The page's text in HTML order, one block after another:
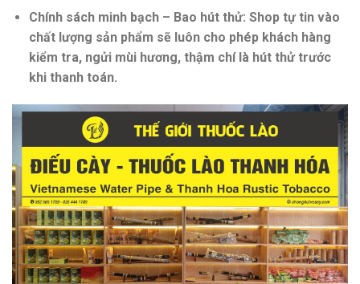
Chính sách minh bạch – Bao hút thử: Shop tự tin vào
chất lượng sản phẩm sẽ luôn cho phép khách hàng
kiểm tra, ngửi mùi hương, thậm chí là hút thử trước
khi thanh toán.